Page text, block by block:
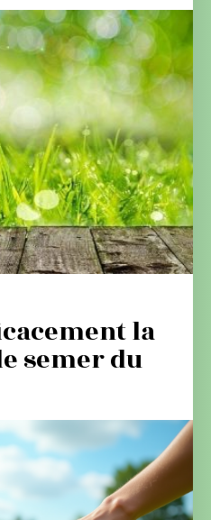
la
semer du